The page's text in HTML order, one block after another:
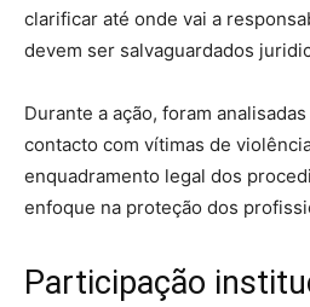
clarificar até onde vai a
devem ser salvaguardados
Durante a ação, foram
contacto com vítimas de
enquadramento legal dos
enfoque na proteção dos
Participação